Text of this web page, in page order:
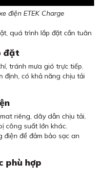
điện ETEK Charge
quá trình lắp đặt cần tuân
đặt
tránh mưa gió trực tiếp.
định, có khả năng chịu tải
riêng, dây dẫn chịu tải,
công suất lớn khác.
điện để đảm bảo sạc an
phù hợp